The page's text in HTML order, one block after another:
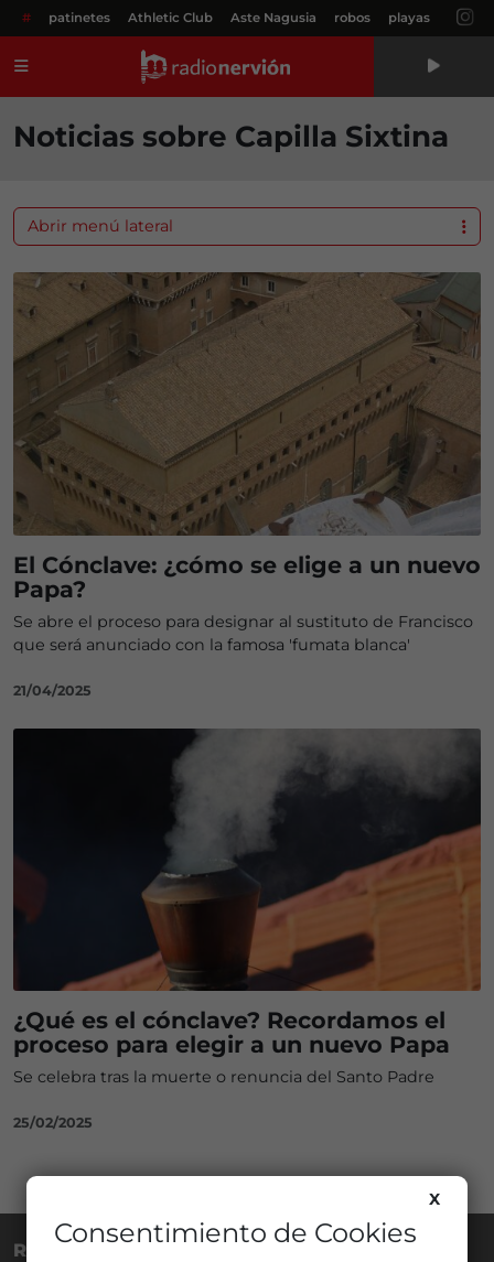
# patinetes Athletic Club Aste Nagusia robos playas
Noticias sobre Capilla Sixtina
El Cónclave: ¿cómo se elige a un nuevo
Papa?
Se abre el proceso para designar al sustituto de Francisco
que será anunciado con la famosa 'fumata blanca'
21/04/2025
¿Qué es el cónclave? Recordamos el
proceso para elegir a un nuevo Papa
Se celebra tras la muerte o renuncia del Santo Padre
25/02/2025
Abrir menú lateral
RADIO NERVIÓN
X
Consentimiento de Cookies